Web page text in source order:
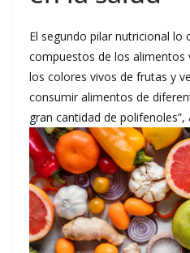
El segundo pilar nutricional lo
compuestos de los alimentos
los colores vivos de frutas y
consumir alimentos de
gran cantidad de